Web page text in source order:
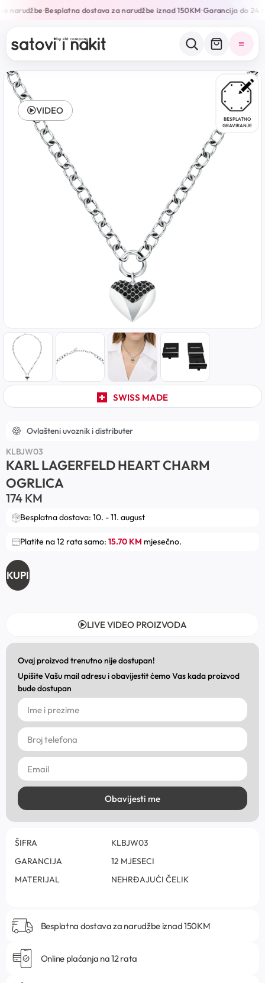
narudžbe•Besplatna dostava za narudžbe iznad 150KM•Garancija do 24
BESPLATNO
GRAVIRANJE
SWISS MADE
VIDEO
Ovlašteni uvoznik i distributer
KLBJW03
KARL LAGERFELD HEART CHARM
OGRLICA
174 KM
Besplatna dostava: 10. - 11. august
Platite na 12 rata samo: 15.70 KM mjesečno.
KUPI
LIVE VIDEO PROIZVODA
Ovaj proizvod trenutno nije dostupan!
Upišite Vašu mail adresu i obavijestit ćemo Vas kada proizvod
bude dostupan
Obavijesti me
ŠIFRA
KLBJW03
GARANCIJA
12 MJESECI
MATERIJAL
NEHRĐAJUĆI ČELIK
Besplatna dostava za narudžbe iznad 150KM
Online plaćanja na 12 rata